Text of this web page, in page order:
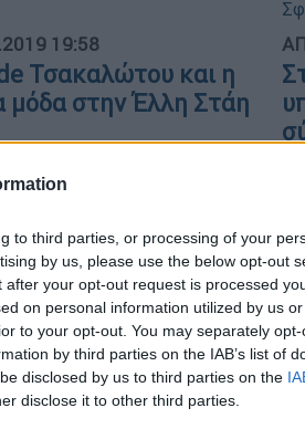
to third parties, or processing of your
by us, please use the below opt-out
your opt-out request is processed
on personal information utilized by us
to your opt-out. You may separately
by third parties on the IAB’s list of
disclosed by us to third parties on the
disclose it to other third parties.
19:58
Τσακαλώτου και η
μόδα στην Έλλη Στάη
ανέλυσε τις
μόδας» που
11:25
Ευκλείδης
στο OPEN Mind